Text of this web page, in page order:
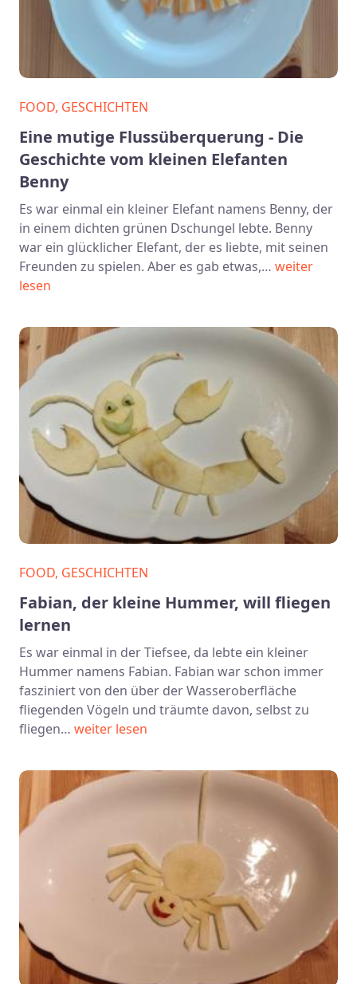
FOOD, GESCHICHTEN
Eine mutige Flussüberquerung - Die
Geschichte vom kleinen Elefanten
Benny
Es war einmal ein kleiner Elefant namens Benny, der
in einem dichten grünen Dschungel lebte. Benny
war ein glücklicher Elefant, der es liebte, mit seinen
Freunden zu spielen. Aber es gab etwas,… weiter
lesen
FOOD, GESCHICHTEN
Fabian, der kleine Hummer, will fliegen
lernen
Es war einmal in der Tiefsee, da lebte ein kleiner
Hummer namens Fabian. Fabian war schon immer
fasziniert von den über der Wasseroberfläche
fliegenden Vögeln und träumte davon, selbst zu
fliegen… weiter lesen